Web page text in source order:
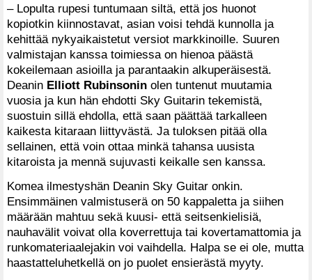
– Lopulta rupesi tuntumaan siltä, että jos huonot
kopiotkin kiinnostavat, asian voisi tehdä kunnolla ja
kehittää nykyaikaistetut versiot markkinoille. Suuren
valmistajan kanssa toimiessa on hienoa päästä
kokeilemaan asioilla ja parantaakin alkuperäisestä.
Deanin Elliott Rubinsonin olen tuntenut muutamia
vuosia ja kun hän ehdotti Sky Guitarin tekemistä,
suostuin sillä ehdolla, että saan päättää tarkalleen
kaikesta kitaraan liittyvästä. Ja tuloksen pitää olla
sellainen, että voin ottaa minkä tahansa uusista
kitaroista ja mennä sujuvasti keikalle sen kanssa.
Komea ilmestyshän Deanin Sky Guitar onkin.
Ensimmäinen valmistuserä on 50 kappaletta ja siihen
määrään mahtuu sekä kuusi- että seitsenkielisiä,
nauhavälit voivat olla koverrettuja tai kovertamattomia ja
runkomateriaalejakin voi vaihdella. Halpa se ei ole, mutta
haastatteluhetkellä on jo puolet ensierästä myyty.